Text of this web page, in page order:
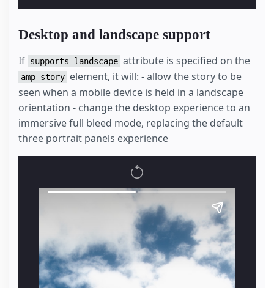
Desktop and landscape support
If supports-landscape attribute is specified on the
amp-story element, it will: - allow the story to be
seen when a mobile device is held in a landscape
orientation - change the desktop experience to an
immersive full bleed mode, replacing the default
three portrait panels experience